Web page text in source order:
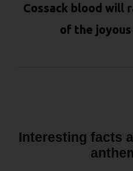
Cossack blood will
of the
Interesting facts